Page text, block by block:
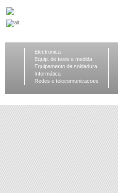
Electronica
Equip. de teste e medida
Equipamento de soldadura
Informática
Redes e telecomunicacoes